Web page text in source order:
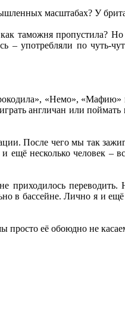
масштабах? У
таможня пропустила?
употребляли по чуть-
«Немо», «Мафию»
англичан или
После чего мы так
несколько человек –
приходилось
в бассейне. Лично я и
её обоюдно не